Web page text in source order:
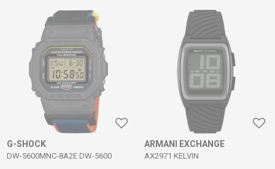
G-SHOCK
DW-5600MNC-8A2E DW-5600
ARMANI EXCHANGE
AX2971 KELVIN